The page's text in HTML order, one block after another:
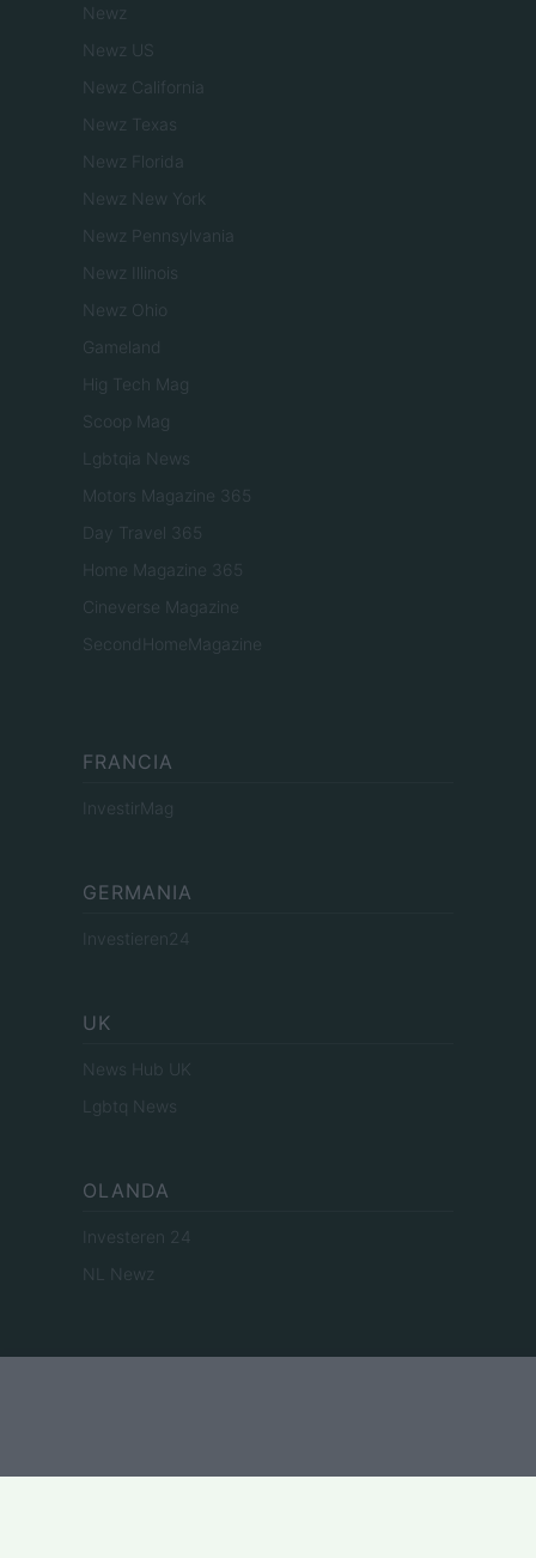
Newz
Newz US
Newz California
Newz Texas
Newz Florida
Newz New York
Newz Pennsylvania
Newz Illinois
Newz Ohio
Gameland
Hig Tech Mag
Scoop Mag
Lgbtqia News
Motors Magazine 365
Day Travel 365
Home Magazine 365
Cineverse Magazine
SecondHomeMagazine
FRANCIA
InvestirMag
GERMANIA
Investieren24
UK
News Hub UK
Lgbtq News
OLANDA
Investeren 24
NL Newz